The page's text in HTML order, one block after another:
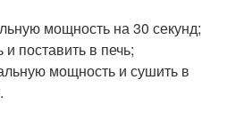
мощность на 30 секунд;
поставить в печь;
мощность и сушить в